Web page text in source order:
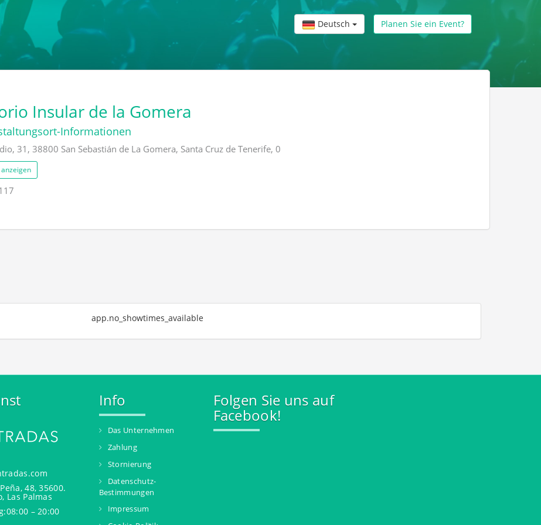
Deutsch Planen Sie ein Event?
Insular de la Gomera
Informationen
31, 38800 San Sebastián de La Gomera, Santa Cruz de Tenerife, 0
app.no_showtimes_available
48, 35600.
Las Palmas
– 20:00
Info
Das Unternehmen
Zahlung
Stornierung
Datenschutz-
Bestimmungen
Impressum
Folgen Sie uns auf
Facebook!